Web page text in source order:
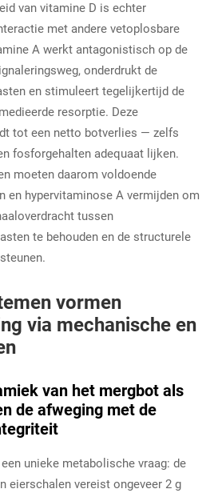
van vitamine D is echter
met andere vetoplosbare
A werkt antagonistisch op de
onderdrukt de
en stimuleert tegelijkertijd de
resorptie. Deze
tot een netto botverlies — zelfs
fosforgehalten adequaat lijken.
moeten daarom voldoende
en hypervitaminose A vermijden om
tussen
te behouden en de structurele
vormen
via mechanische en
van het mergbot als
de afweging met de
unieke metabolische vraag: de
eierschalen vereist ongeveer 2 g